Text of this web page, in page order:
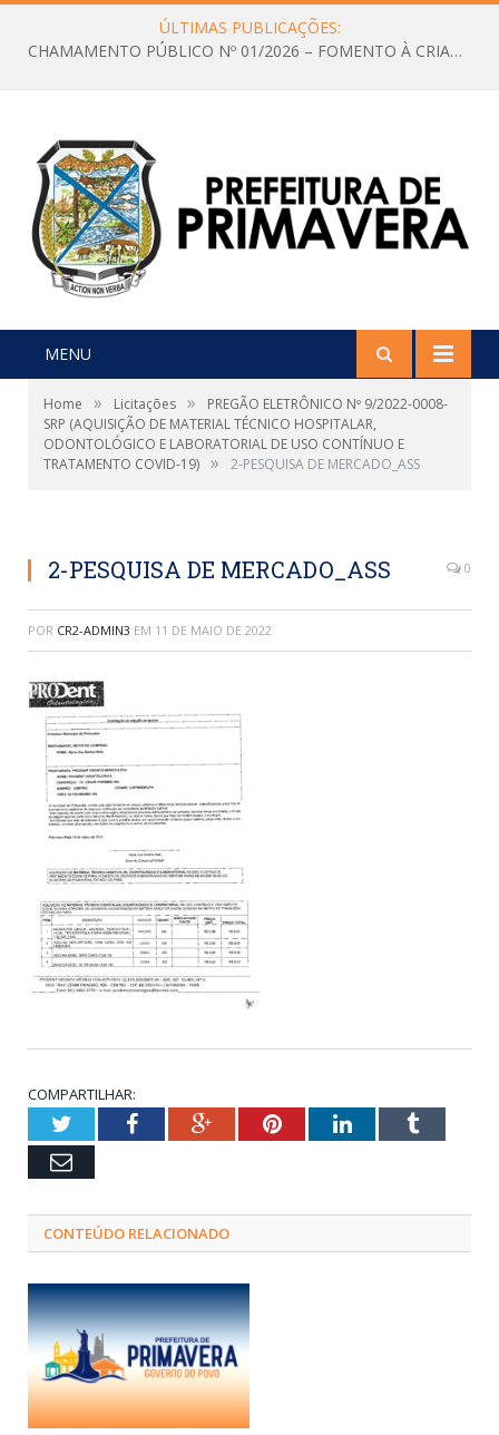
ÚLTIMAS PUBLICAÇÕES:
CHAMAMENTO PÚBLICO Nº 01/2026 – FOMENTO À CRIAÇÃO E A CIRCULAÇÃO DE PRODUÇÕES CULTURAIS – Aldir Blanc
MENU
Home » Licitações »
PREGÃO ELETRÔNICO Nº 9/2022-0008-
SRP (AQUISIÇÃO DE MATERIAL TÉCNICO HOSPITALAR,
ODONTOLÓGICO E LABORATORIAL DE USO CONTÍNUO E
TRATAMENTO COVID-19) » 2-PESQUISA DE MERCADO_ASS
2-PESQUISA DE MERCADO_ASS 0
POR CR2-ADMIN3 EM 11 DE MAIO DE 2022
COMPARTILHAR:
TwitterFacebookGoogle+PinterestLinkedInTumblr
Email
CONTEÚDO RELACIONADO